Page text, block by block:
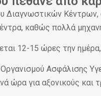
Κέντρων,
καθώς πολλά
12-15 ώρες την
Ασφάλισης
ώρα για αξονικούς και